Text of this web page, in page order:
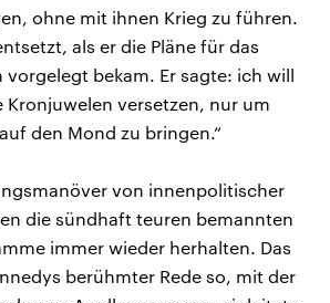
ohne mit ihnen Krieg zu führen.
als er die Pläne für das
vorgelegt bekam. Er sagte: ich will
versetzen, nur um
den Mond zu bringen.“
von innenpolitischer
die sündhaft teuren bemannten
immer wieder herhalten. Das
berühmter Rede so, mit der